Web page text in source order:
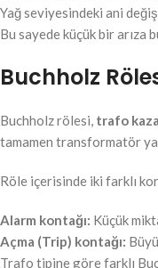
Yağ seviyesindeki ani
Bu sayede küçük bir
Buchholz
Buchholz rölesi, trafo
tamamen transformatör
Röle içerisinde iki farklı
Alarm kontağı: Küçük
Açma (Trip) kontağı:
Trafo tipine göre farklı